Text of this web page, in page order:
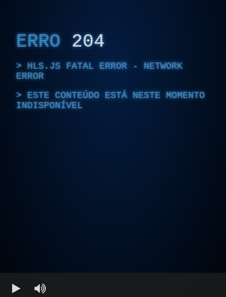
ERRO 204
HLS.JS FATAL ERROR - NETWORK
ERROR
ESTE CONTEÚDO ESTÁ NESTE MOMENTO
INDISPONÍVEL